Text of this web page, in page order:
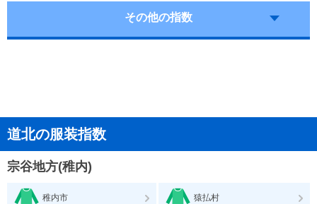
その他の指数
道北の服装指数
宗谷地方(稚内)
稚内市 猿払村